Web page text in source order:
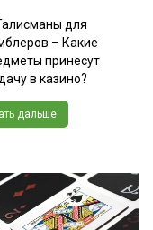
для
– Какие
принесут
в казино?
дальше